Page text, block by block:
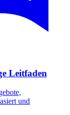
Leitfaden
und